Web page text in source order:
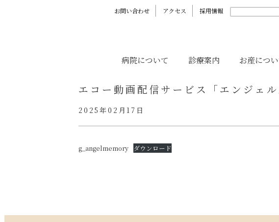
お問い合わせ アクセス 採用情報
病院について 診療案内 お産につ
エコー動画配信サービス「エンジェル
2025年02月17日
g_angelmemory ダウンロード